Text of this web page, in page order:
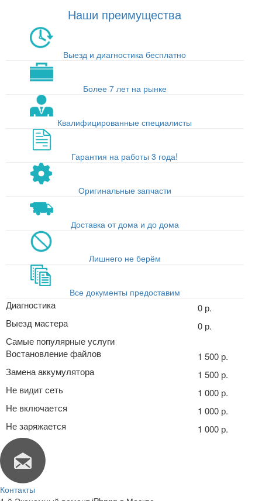
Наши преимущества
Выезд и диагностика бесплатно
Более 7 лет на рынке
Квалифицированные специалисты
Гарантия на работы 3 года!
Оригинальные запчасти
Доставка от дома и до дома
Лишнего не берём
Все документы предоставим
Диагностика
0 р.
Выезд мастера
0 р.
Самые популярные услуги
Востановление файлов
1 500 р.
Замена аккумулятора
1 500 р.
Не видит сеть
1 000 р.
Не включается
1 000 р.
Не заряжается
1 000 р.
Контакты